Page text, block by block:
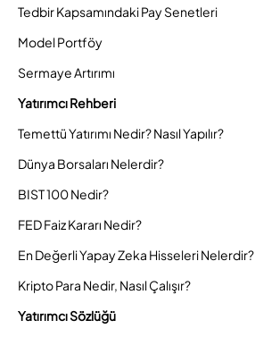
Tedbir Kapsamındaki Pay Senetleri
Model Portföy
Sermaye Artırımı
Yatırımcı Rehberi
Temettü Yatırımı Nedir? Nasıl Yapılır?
Dünya Borsaları Nelerdir?
BIST 100 Nedir?
FED Faiz Kararı Nedir?
En Değerli Yapay Zeka Hisseleri Nelerdir?
Kripto Para Nedir, Nasıl Çalışır?
Yatırımcı Sözlüğü